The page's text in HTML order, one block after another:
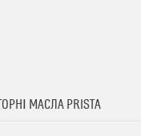
МАСЛА PRISTA